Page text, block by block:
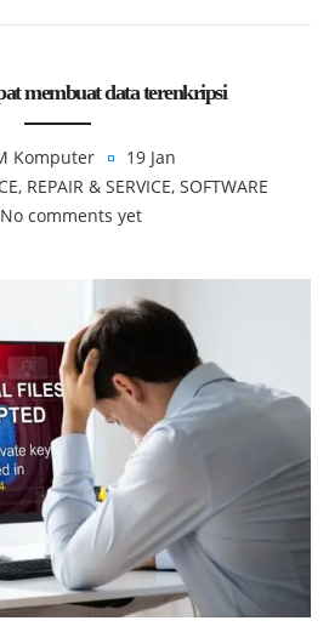
membuat data terenkripsi
Komputer
19 Jan
, REPAIR & SERVICE, SOFTWARE
No comments yet